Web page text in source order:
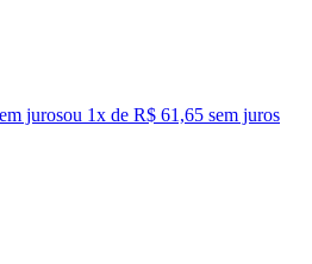
jurosou 1x de R$ 61,65 sem juros